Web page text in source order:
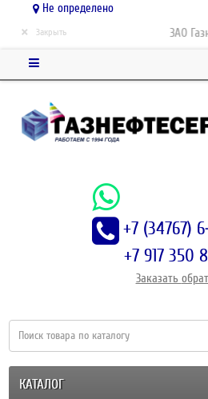
Не определено
ЗАО
× Закрыть
+7 (34767)
+7 917 350
Заказать
КАТАЛОГ